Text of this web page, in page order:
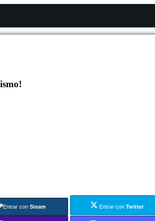
Entrar con Steam Entrar con Twitter